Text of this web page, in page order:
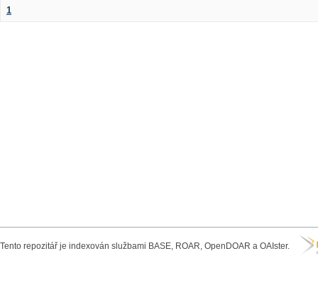
1
Tento repozitář je indexován službami BASE, ROAR, OpenDOAR a OAIster.